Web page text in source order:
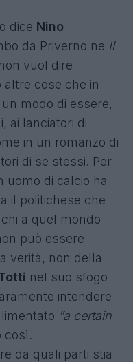
dice Nino
da Priverno ne Il
vuol dire
altre cose che in
modo di essere,
ai lanciatori di
in un romanzo di
di se stessi. Per
uomo di calcio ha
il politichese che
a quel mondo
può essere
verità, non della
nel suo sfogo
intendere
“a certain
così.
da quali parti stia